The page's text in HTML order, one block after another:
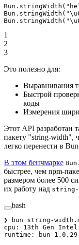
Bun. stringWidth (
Bun. stringWidth ( "
Bun. stringWidth ( "
1
2
3
Это полезно для:
Выравнивания
Быстрой
коды
Измерения
Этот API разработан
пакету "string-width",
легко перенести в
В этом бенчмарке
быстрее, чем npm-
размером более 500
их работу над string-
bash
❯ bun string-
cpu:
13th Gen Intel
runtime:
bun 1.0.29